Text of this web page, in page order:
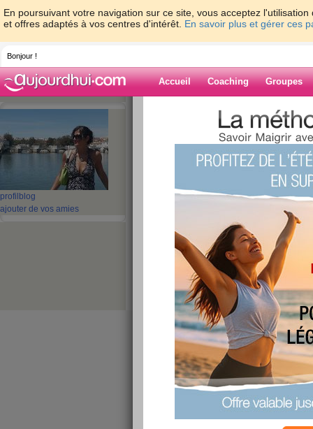
En poursuivant votre navigation sur ce site, vous acceptez
et offres adaptés à vos centres d'intérêt. En savoir plus et gérer ces
Bonjour !
Accueil Coaching Groupes
profil blog
ajouter de vos amies
> > un retour
Blog de lililou29
un retour en